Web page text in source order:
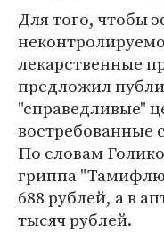
Для того, чтобы
лекарственные
предложил
"справедливые"
востребованные
По словам
гриппа
688 рублей, а в
тысяч рублей.